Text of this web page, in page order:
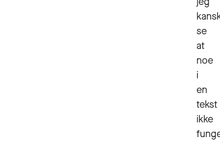
se
at
noe
i
en
tekst
ikke